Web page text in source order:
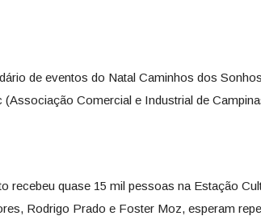
de eventos do Natal Caminhos dos
(Associação Comercial e Industrial de
recebeu quase 15 mil pessoas na Estação
Rodrigo Prado e Foster Moz, esperam